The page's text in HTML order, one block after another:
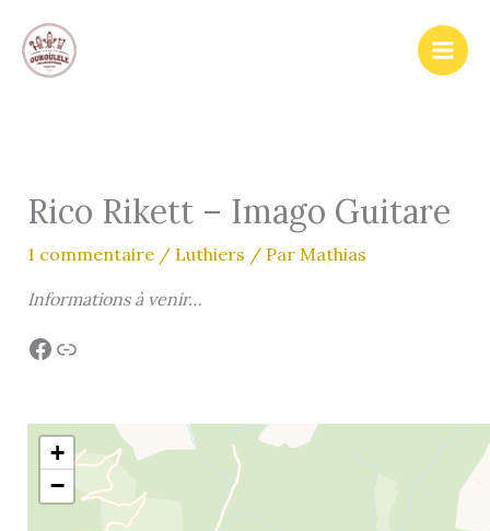
contenu
Rico Rikett – Imago Guitare
1 commentaire / Luthiers / Par Mathias
Informations à venir…
Facebook
Lien
+
−